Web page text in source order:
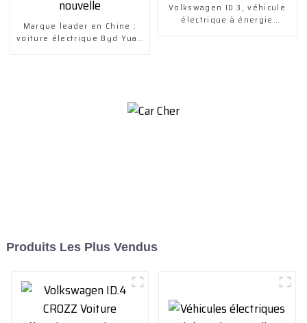
Marque leader en Chine :
voiture électrique Byd Yuan
Volkswagen ID 3, véhicule
électrique à énergie
Produits Les Plus Vendus